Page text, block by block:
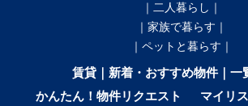
｜二人暮らし｜
｜家族で暮らす｜
｜ペットと暮らす｜
賃貸｜新着・おすすめ物件｜一
かんたん！物件リクエスト
マイリ